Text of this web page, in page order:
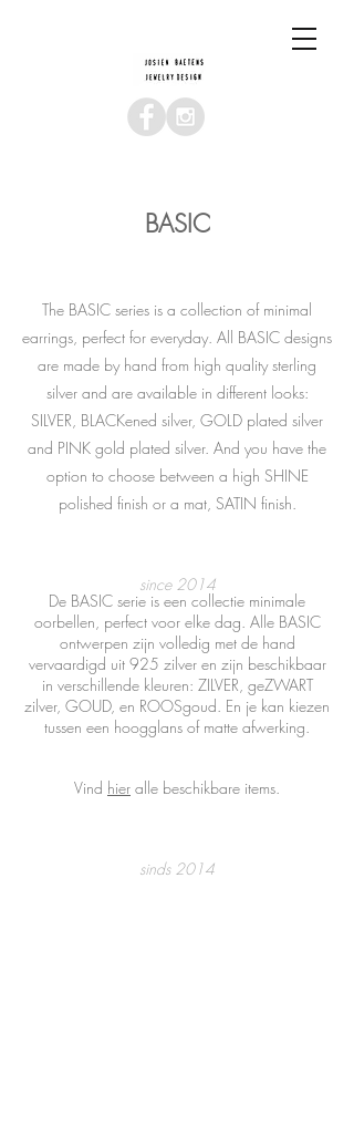
The BASIC series is a collection of minimal
earrings, perfect for everyday. All BASIC designs
are made by hand from high quality sterling
silver and are available in different looks:
SILVER, BLACKened silver, GOLD plated silver
and PINK gold plated silver. And you have the
option to choose between a high SHINE
polished finish or a mat, SATIN finish.
since 2014
De BASIC serie is een collectie minimale
oorbellen, perfect voor elke dag. Alle BASIC
ontwerpen zijn volledig met de hand
vervaardigd uit 925 zilver en zijn beschikbaar
in verschillende kleuren: ZILVER, geZWART
zilver, GOUD, en ROOSgoud. En je kan kiezen
tussen een hoogglans of matte afwerking.
Vind hier alle beschikbare items.
sinds 2014
BASIC